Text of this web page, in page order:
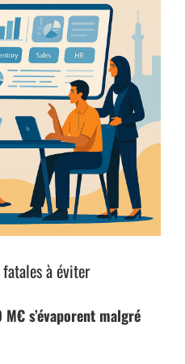
à éviter
s’évaporent malgré